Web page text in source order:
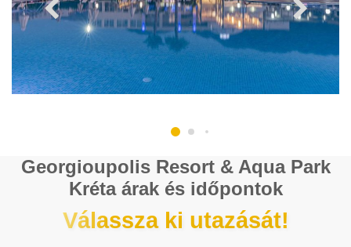
Georgioupolis Resort & Aqua Park
Kréta árak és időpontok
Válassza ki utazását!